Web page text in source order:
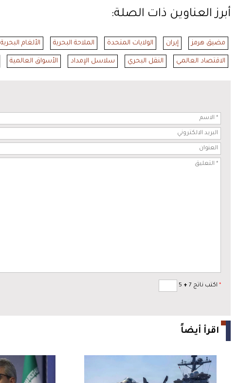
أبرز العناوين ذات الصلة:
مضيق هرمز إيران الولايات المتحدة الملاحة البحرية الألغام البحرية
الاقتصاد العالمي النقل البحري سلاسل الإمداد الأسواق العالمية
* اكتب ناتج 7 +
اقرأ أيضاً